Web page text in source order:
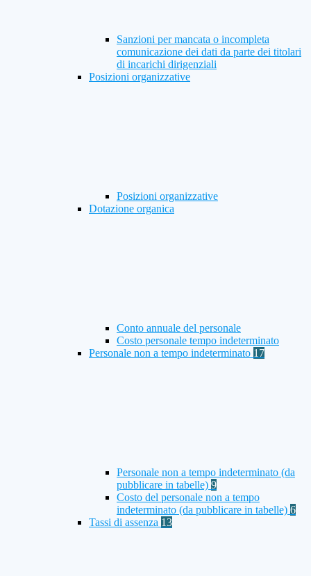
Sanzioni per mancata o incompleta
comunicazione dei dati da parte dei titolari
di incarichi dirigenziali
Posizioni organizzative
Posizioni organizzative
Dotazione organica
Conto annuale del personale
Costo personale tempo indeterminato
Personale non a tempo indeterminato 17
Personale non a tempo indeterminato (da
pubblicare in tabelle) 9
Costo del personale non a tempo
indeterminato (da pubblicare in tabelle) 6
Tassi di assenza 13